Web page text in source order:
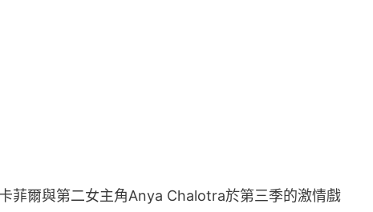
菲爾與第二女主角Anya Chalotra於第三季的激情戲